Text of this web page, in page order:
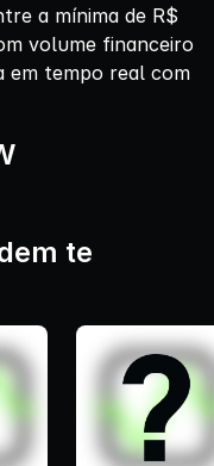
a mínima de R$
volume financeiro
em tempo real com
te